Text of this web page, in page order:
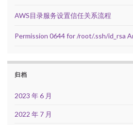
AWS目录服务设置信任关系流程
Permission 0644 for /root/.ssh/id_rsa
归档
2023 年 6 月
2022 年 7 月